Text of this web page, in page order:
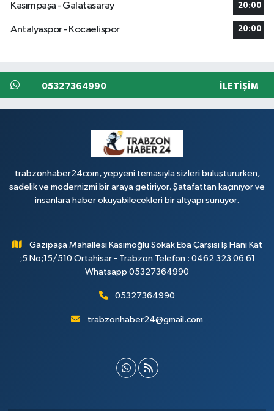
Kasımpaşa - Galatasaray 20:00
Antalyaspor - Kocaelispor 20:00
05327364990 İLETIŞIM
trabzonhaber24com, yepyeni temasıyla sizleri buluştururken,
sadelik ve modernizmi bir araya getiriyor. Şatafattan kaçınıyor ve
insanlara haber okuyabilecekleri bir altyapı sunuyor.
Gazipaşa Mahallesi Kasımoğlu Sokak Eba Çarşısı İş Hanı Kat
;5 No;15/510 Ortahisar - Trabzon Telefon : 0462 323 06 61
Whatsapp 05327364990
05327364990
trabzonhaber24@gmail.com